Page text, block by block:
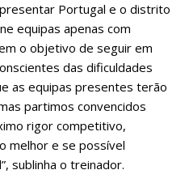
Portugal e o distrito
equipas apenas com
o objetivo de seguir em
das dificuldades
as equipas presentes terão
partimos convencidos
rigor competitivo,
melhor e se possível
sublinha o treinador.